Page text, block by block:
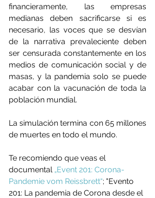
financieramente, las empresas
medianas deben sacrificarse si es
necesario, las voces que se desvían
de la narrativa prevaleciente deben
ser censurada constantemente en los
medios de comunicación social y de
masas, y la pandemia solo se puede
acabar con la vacunación de toda la
población mundial.
La simulación termina con 65 millones
de muertes en todo el mundo.
Te recomiendo que veas el
documental „Event 201: Corona-
Pandemie vom Reissbrett“; "Evento
201: La pandemia de Corona desde el